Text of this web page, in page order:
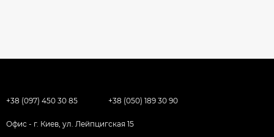
+38 (097) 450 30 85 +38 (050) 189 30 90
Офис - г. Киев, ул. Лейпцигская 15